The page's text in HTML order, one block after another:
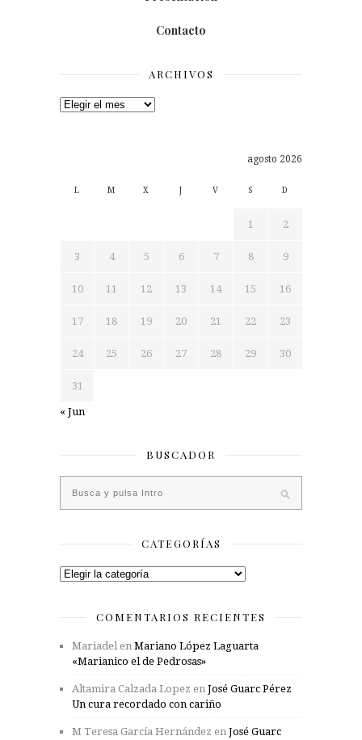
Contacto
ARCHIVOS
Archivos
agosto 2026
L M X J V S D
1 2
3 4 5 6 7 8 9
10 11 12 13 14 15 16
17 18 19 20 21 22 23
24 25 26 27 28 29 30
31
« Jun
BUSCADOR
CATEGORÍAS
Categorías
COMENTARIOS RECIENTES
Mariadelen Mariano López Laguarta
«Marianico el de Pedrosas»
Altamira Calzada Lopez en José Guarc Pérez
Un cura recordado con cariño
M Teresa García Hernández en José Guarc